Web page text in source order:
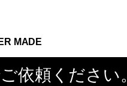
MADE
依頼ください